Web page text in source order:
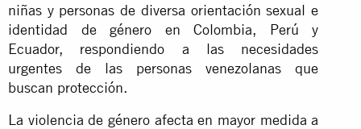
niñas y personas de diversa orientación sexual e
identidad de género en Colombia, Perú y
Ecuador, respondiendo a las necesidades
urgentes de las personas venezolanas que
buscan protección.
La violencia de género afecta en mayor medida a